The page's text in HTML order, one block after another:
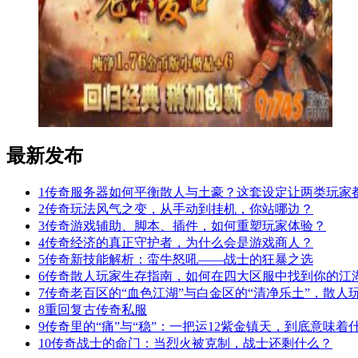
最新发布
1传奇服务器如何平衡散人与土豪？这套设定让两类玩家
2传奇玩法风气之变，从手动到挂机，你站哪边？
3传奇游戏辅助、脚本、插件，如何重塑玩家体验？
4传奇经济的真正守护者，为什么会是游戏商人？
5传奇新技能解析：蛮牛怒吼——战士的狂暴之选
6传奇散人玩家生存指南，如何在四大区服中找到你的江
7传奇老百区的“血色江湖”与白金区的“清净乐土”，散人
8重回复古传奇私服
9传奇里的“痛”与“稳”：一把运12紫金镇天，到底意味着
10传奇战士的命门：当烈火被克制，战士还剩什么？